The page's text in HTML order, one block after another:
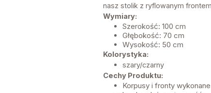
nasz stolik z ryflowanym
Wymiary:
Szerokość: 100 cm
Głębokość: 70 cm
Wysokość: 50 cm
Kolorystyka:
szary/czarny
Cechy Produktu:
Korpusy i fronty